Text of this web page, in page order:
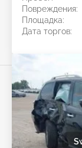
Повреждения:
Площадка:
Дата торгов: